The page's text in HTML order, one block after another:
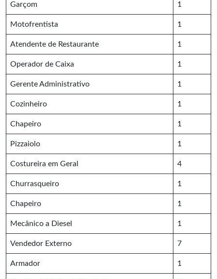
Garçom 1
Motofrentista 1
Atendente de Restaurante 1
Operador de Caixa 1
Gerente Administrativo 1
Cozinheiro 1
Chapeiro 1
Pizzaiolo 1
Costureira em Geral 4
Churrasqueiro 1
Chapeiro 1
Mecânico a Diesel 1
Vendedor Externo 7
Armador 1